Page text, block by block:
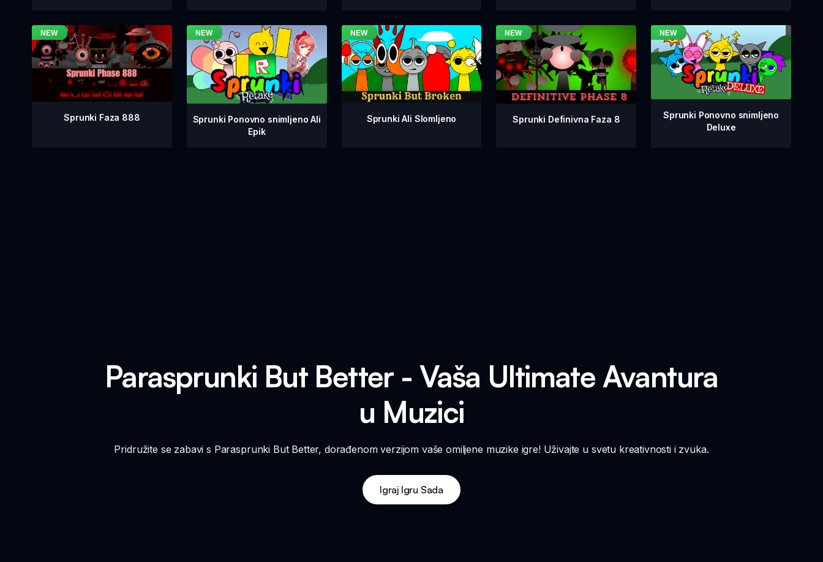
Sprunki Faza 888
Sprunki Ponovno snimljeno Ali
Epik
Sprunki Ali Slomljeno Sprunki Definivna Faza 8
Sprunki Ponovno snimljeno
Deluxe
Parasprunki But Better - Vaša Ultimate Avantura
u Muzici
Pridružite se zabavi s Parasprunki But Better, dorađenom verzijom vaše omiljene muzike igre! Uživajte u svetu kreativnosti i zvuka.
Igraj Igru Sada